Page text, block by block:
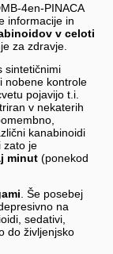
4en-PINACA
informacije in
v celoti
za zdravje.
sintetičnimi
nobene kontrole
pojavijo t.i.
v nekaterih
kanabinoidi
zato je
minut(ponekod
. Še posebej
na
sedativi,
do življenjsko